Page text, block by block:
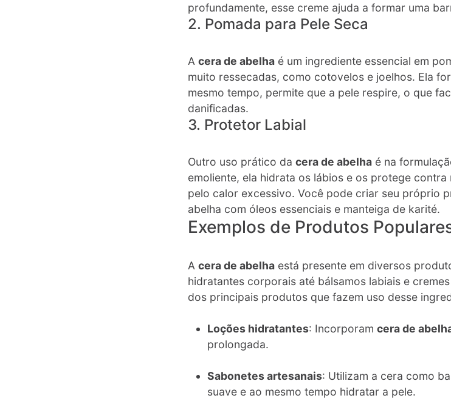
profundamente, esse creme ajuda a formar uma
2. Pomada para Pele Seca
A cera de abelha é um ingrediente essencial em
muito ressecadas, como cotovelos e joelhos. Ela
mesmo tempo, permite que a pele respire, o que
danificadas​.
3. Protetor Labial
Outro uso prático da cera de abelha é na
emoliente, ela hidrata os lábios e os protege
pelo calor excessivo. Você pode criar seu próprio
abelha com óleos essenciais e manteiga de karité.
Exemplos de Produtos
A cera de abelha está presente em diversos
hidratantes corporais até bálsamos labiais e
dos principais produtos que fazem uso desse
Loções hidratantes: Incorporam cera de
prolongada.
Sabonetes artesanais: Utilizam a cera como
suave e ao mesmo tempo hidratar a pele.